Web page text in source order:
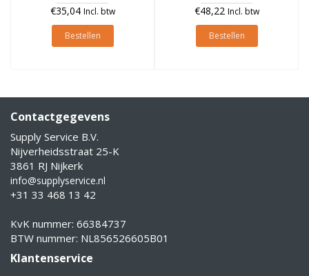
€35,04 Incl. btw
Bestellen
€48,22 Incl. btw
Bestellen
Contactgegevens
Supply Service B.V.
Nijverheidsstraat 25-K
3861 RJ Nijkerk
info@supplyservice.nl
+31 33 468 13 42
KvK nummer: 66384737
BTW nummer: NL856526605B01
Klantenservice